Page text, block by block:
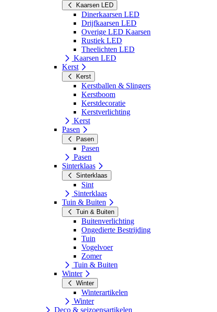
Kaarsen LED
Dinerkaarsen LED
Drijfkaarsen LED
Overige LED Kaarsen
Rustiek LED
Theelichten LED
Kaarsen LED
Kerst
Kerst
Kerstballen & Slingers
Kerstboom
Kerstdecoratie
Kerstverlichting
Kerst
Pasen
Pasen
Pasen
Pasen
Sinterklaas
Sinterklaas
Sint
Sinterklaas
Tuin & Buiten
Tuin & Buiten
Buitenverlichting
Ongedierte Bestrijding
Tuin
Vogelvoer
Zomer
Tuin & Buiten
Winter
Winter
Winterartikelen
Winter
Deco & seizoensartikelen